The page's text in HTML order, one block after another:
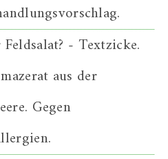
- Textzicke.
aus der
Gegen